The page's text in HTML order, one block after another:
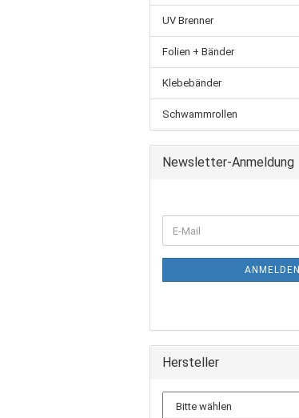
UV Brenner
Folien + Bänder
Klebebänder
Schwammrollen
Newsletter-Anmeldung
ANMELDEN
Hersteller